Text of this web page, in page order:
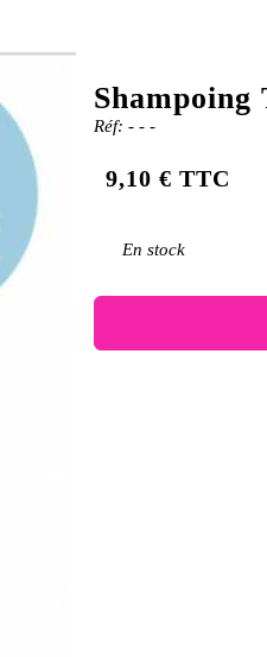
Shampoing
Réf: - - -
9,10 € TTC
En stock